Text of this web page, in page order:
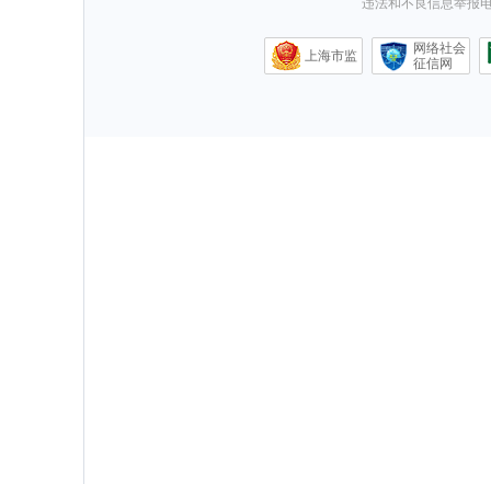
上海市监
网络社会
征信网